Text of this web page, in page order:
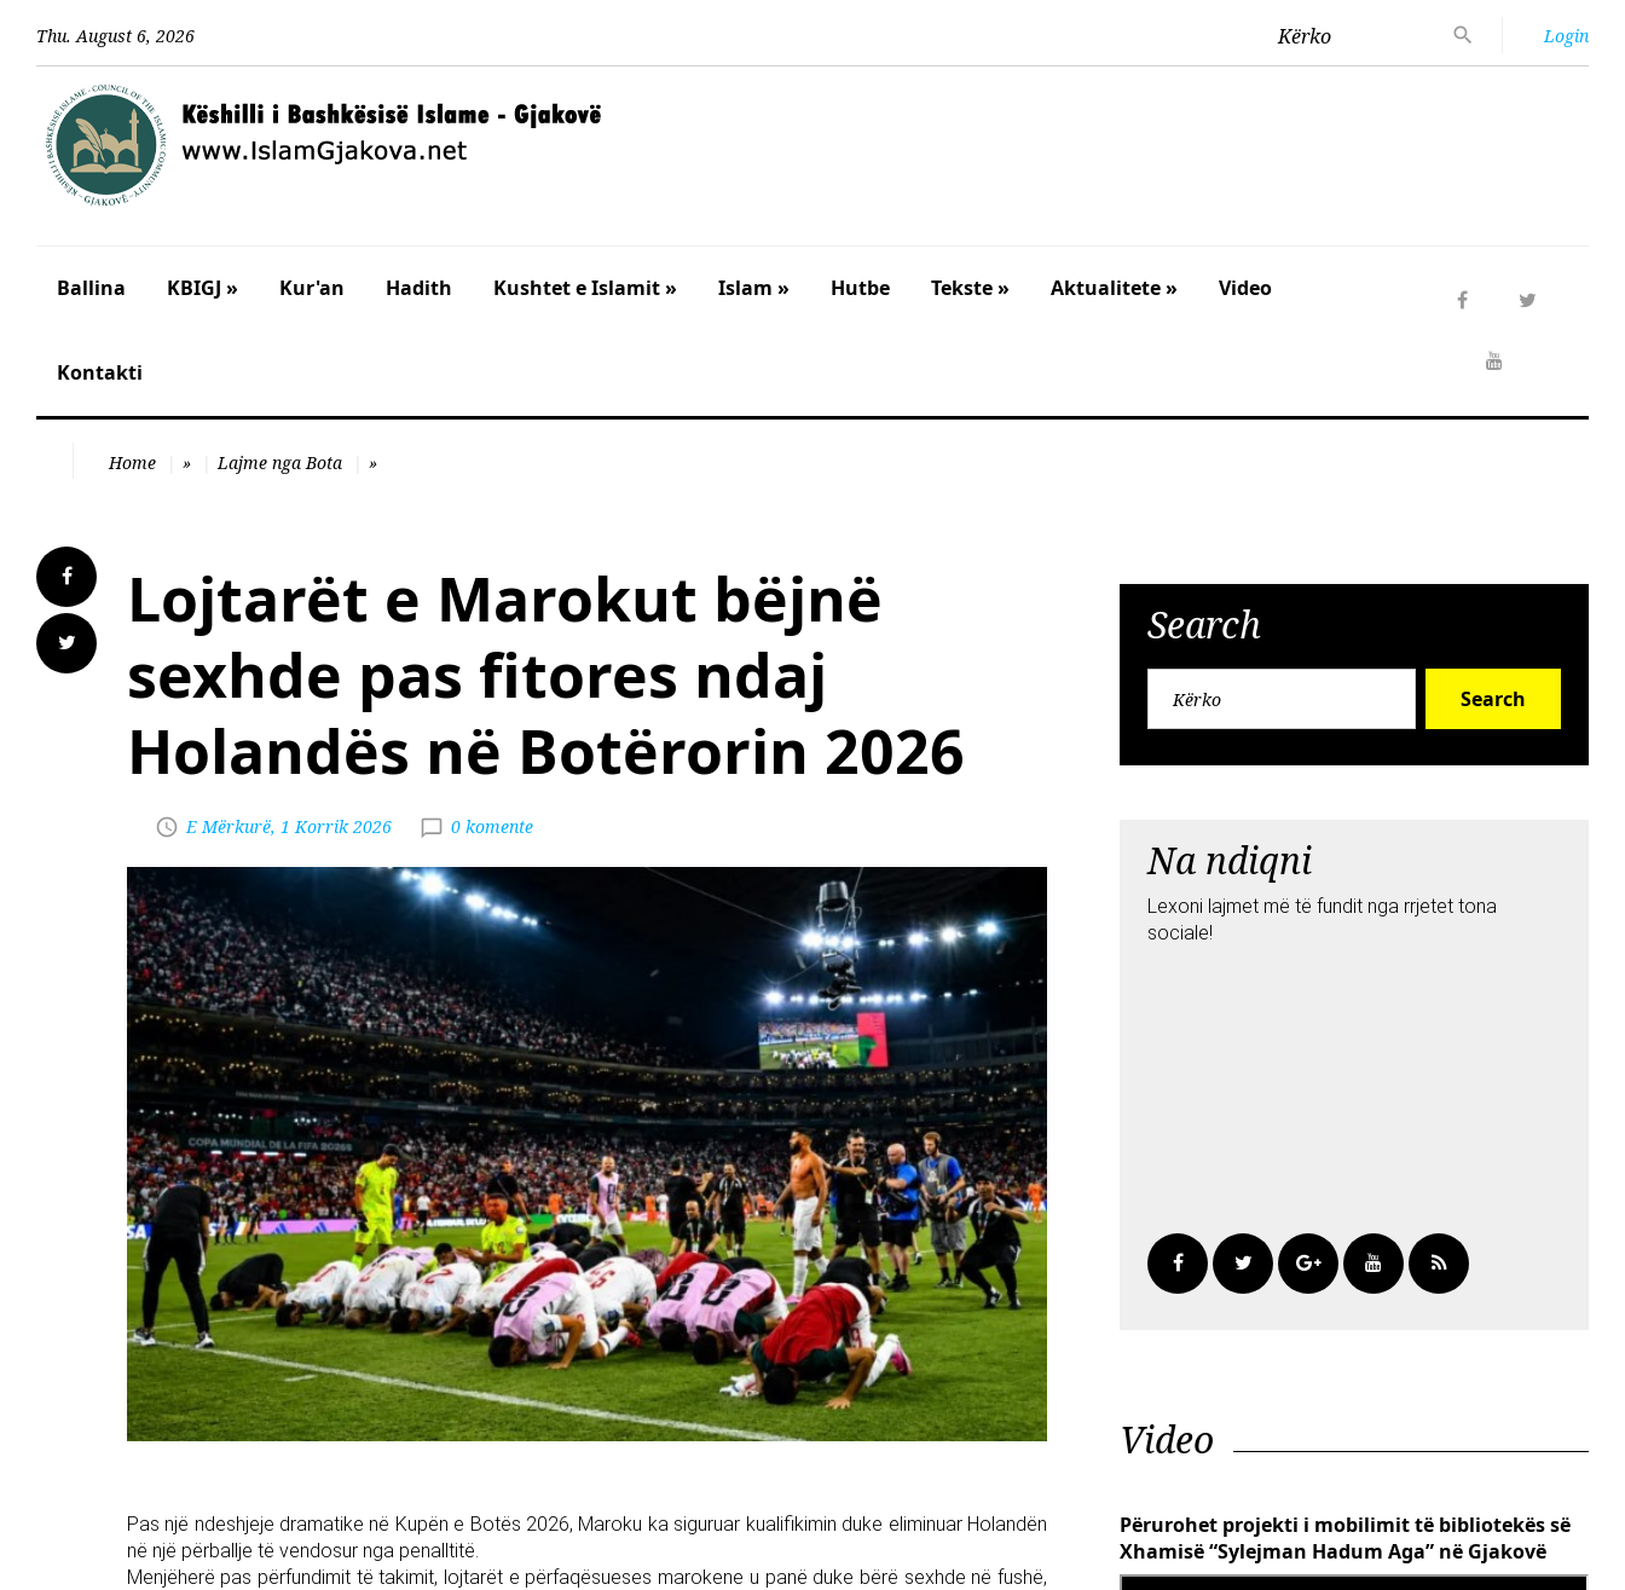
Thu. August 6, 2026 Kërko Login
Ballina KBIGJ » Kur'an Hadith Kushtet e Islamit » Islam » Hutbe Tekste » Aktualitete » Video
Kontakti
Home » Lajme nga Bota »
Lojtarët e Marokut bëjnë
sexhde pas fitores ndaj
Holandës në Botërorin 2026
E Mërkurë, 1 Korrik 2026 0 komente
Pas një ndeshjeje dramatike në Kupën e Botës 2026, Maroku ka siguruar kualifikimin duke eliminuar Holandën
në një përballje të vendosur nga penalltitë.
Menjëherë pas përfundimit të takimit, lojtarët e përfaqësueses marokene u panë duke bërë sexhde në fushë,
Search
Search
Na ndiqni
Lexoni lajmet më të fundit nga rrjetet tona
sociale!
Video
Përurohet projekti i mobilimit të bibliotekës së
Xhamisë “Sylejman Hadum Aga” në Gjakovë